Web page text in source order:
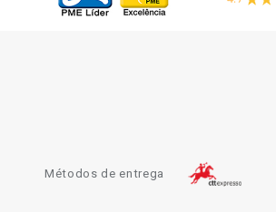
Métodos de entrega